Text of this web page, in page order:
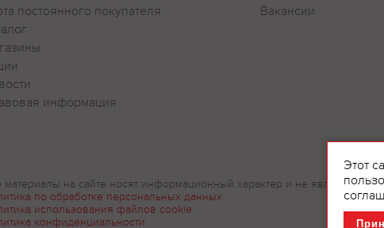
постоянного покупателя
информация
Вакансии
материалы на сайте носят информационный характер и не являются
по обработке персональных данных
использования файлов cookie
конфиденциальности
Этот